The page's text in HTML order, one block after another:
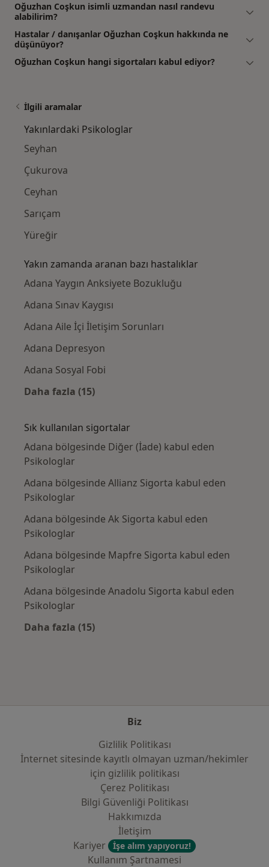
Oğuzhan Coşkun isimli uzmandan nasıl randevu
alabilirim?
Hastalar / danışanlar Oğuzhan Coşkun hakkında ne
düşünüyor?
Oğuzhan Coşkun hangi sigortaları kabul ediyor?
İlgili aramalar
Yakınlardaki Psikologlar
Seyhan
Çukurova
Ceyhan
Sarıçam
Yüreğir
Yakın zamanda aranan bazı hastalıklar
Adana Yaygın Anksiyete Bozukluğu
Adana Sınav Kaygısı
Adana Aile İçi İletişim Sorunları
Adana Depresyon
Adana Sosyal Fobi
Daha fazla (15)
Sık kullanılan sigortalar
Adana bölgesinde Diğer (İade) kabul eden
Psikologlar
Adana bölgesinde Allianz Sigorta kabul eden
Psikologlar
Adana bölgesinde Ak Sigorta kabul eden
Psikologlar
Adana bölgesinde Mapfre Sigorta kabul eden
Psikologlar
Adana bölgesinde Anadolu Sigorta kabul eden
Psikologlar
Daha fazla (15)
Biz
Gizlilik Politikası
İnternet sitesinde kayıtlı olmayan uzman/hekimler
i̇çin gizlilik politikası
Çerez Politikası
Bilgi Güvenliği Politikası
Hakkımızda
İletişim
Kariyer
İşe alım yapıyoruz!
Kullanım Şartnamesi